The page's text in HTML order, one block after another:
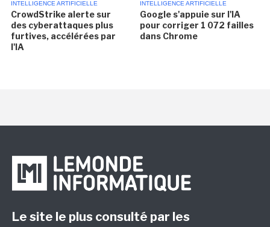
INTELLIGENCE ARTIFICIELLE
CrowdStrike alerte sur
des cyberattaques plus
furtives, accélérées par
l'IA
INTELLIGENCE ARTIFICIELLE
Google s'appuie sur l'IA
pour corriger 1 072 failles
dans Chrome
Le site le plus consulté par les